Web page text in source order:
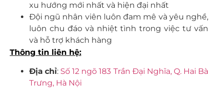
xu hướng mới nhất và hiện đại nhất
Đội ngũ nhân viên luôn đam mê và yêu nghề,
luôn chu đáo và nhiệt tình trong việc tư vấn
và hỗ trợ khách hàng
Thông tin liên hệ:
Địa chỉ: Số 12 ngõ 183 Trần Đại Nghĩa, Q. Hai Bà
Trưng, Hà Nội